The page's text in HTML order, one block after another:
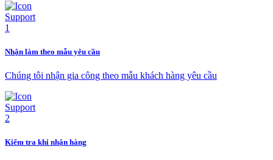
Nhận làm theo mẫu yêu cầu
Chúng tôi nhận gia công theo mẫu khách hàng yêu cầu
Kiểm tra khi nhận hàng